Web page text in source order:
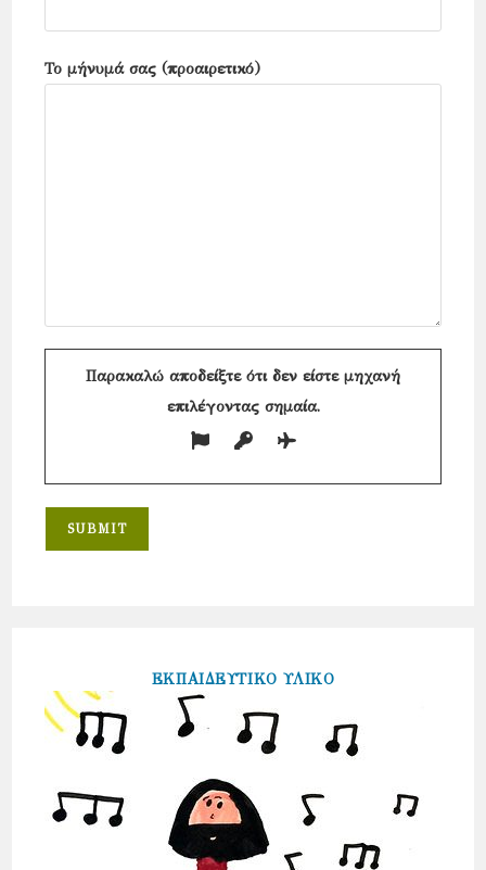
Το μήνυμά σας (προαιρετικό)
Παρακαλώ αποδείξτε ότι δεν είστε μηχανή
επιλέγονταςσημαία.
ΕΚΠΑΙΔΕΥΤΙΚΟ ΥΛΙΚΟ